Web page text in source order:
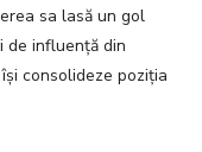
sa lasă un gol
de influență din
consolideze poziția